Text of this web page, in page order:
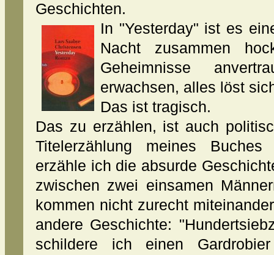
Geschichten.
In "Yesterday" ist es
Nacht zusammen
Geheimnisse
erwachsen, alles löst
Das ist tragisch.
Das zu erzählen, ist auch
Titelerzählung meines
erzähle ich die absurde
zwischen zwei einsamen
kommen nicht zurecht
andere Geschichte:
schildere ich einen